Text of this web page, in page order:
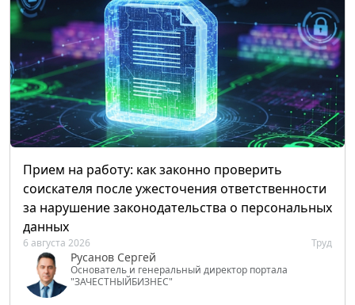
Прием на работу: как законно проверить
соискателя после ужесточения ответственности
за нарушение законодательства о персональных
данных
6 августа 2026 Труд
Русанов Сергей
Основатель и генеральный директор портала
"ЗАЧЕСТНЫЙБИЗНЕС"